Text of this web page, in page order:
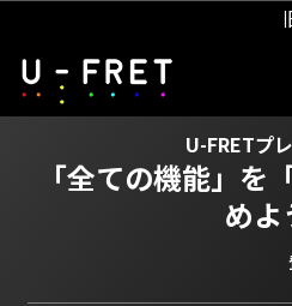
U-FRETプ
「全ての機能」を
めよ